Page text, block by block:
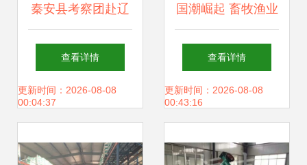
秦安县考察团赴辽
宁省海城市考察 深
化东西部协作，共
查看详情
更新时间：2026-08-08
00:04:37
国潮崛起 畜牧渔业
饲料销售的新风口
与品牌机遇
查看详情
更新时间：2026-08-08
00:43:16